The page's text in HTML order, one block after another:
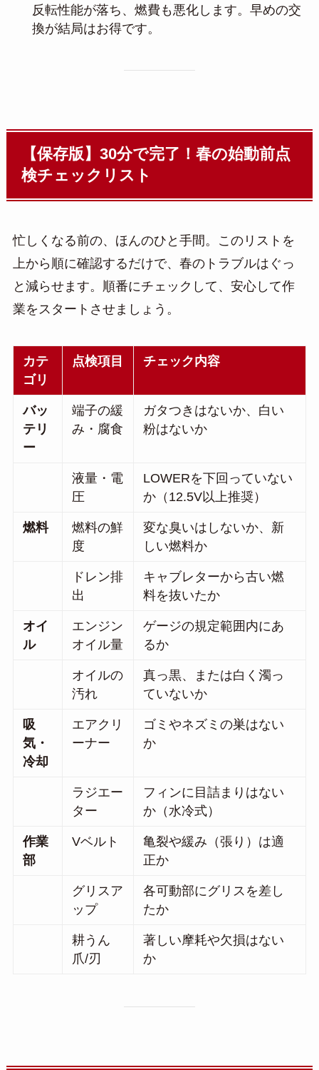
反転性能が落ち、燃費も悪化します。早めの交
換が結局はお得です。
【保存版】30分で完了！春の始動前点
検チェックリスト
忙しくなる前の、ほんのひと手間。このリストを
上から順に確認するだけで、春のトラブルはぐっ
と減らせます。順番にチェックして、安心して作
業をスタートさせましょう。
カテ
ゴリ
点検項目 チェック内容
バッ
テリ
ー
端子の緩
み・腐食
ガタつきはないか、白い
粉はないか
液量・電
圧
LOWERを下回っていない
か（12.5V以上推奨）
燃料
燃料の鮮
度
変な臭いはしないか、新
しい燃料か
ドレン排
出
キャブレターから古い燃
料を抜いたか
オイ
ル
エンジン
オイル量
ゲージの規定範囲内にあ
るか
オイルの
汚れ
真っ黒、または白く濁っ
ていないか
吸
気・
冷却
エアクリ
ーナー
ゴミやネズミの巣はない
か
ラジエー
ター
フィンに目詰まりはない
か（水冷式）
作業
部
Vベルト
亀裂や緩み（張り）は適
正か
グリスア
ップ
各可動部にグリスを差し
たか
耕うん
爪/刃
著しい摩耗や欠損はない
か